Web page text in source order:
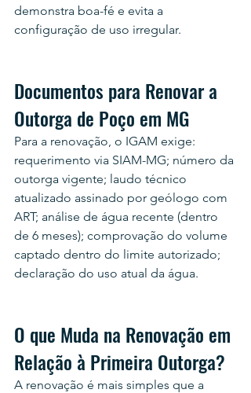
demonstra boa-fé e evita a
configuração de uso irregular.
Documentos para Renovar a
Outorga de Poço em MG
Para a renovação, o IGAM exige:
requerimento via SIAM-MG; número da
outorga vigente; laudo técnico
atualizado assinado por geólogo com
ART; análise de água recente (dentro
de 6 meses); comprovação do volume
captado dentro do limite autorizado;
declaração do uso atual da água.
O que Muda na Renovação em
Relação à Primeira Outorga?
A renovação é mais simples que a